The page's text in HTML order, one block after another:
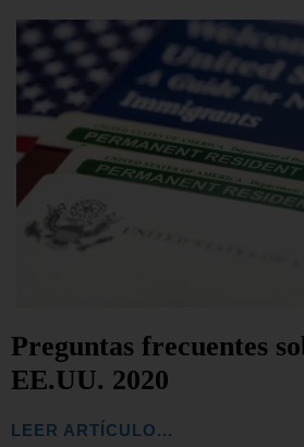
Preguntas frecuentes
EE.UU. 2020
LEER ARTÍCULO...